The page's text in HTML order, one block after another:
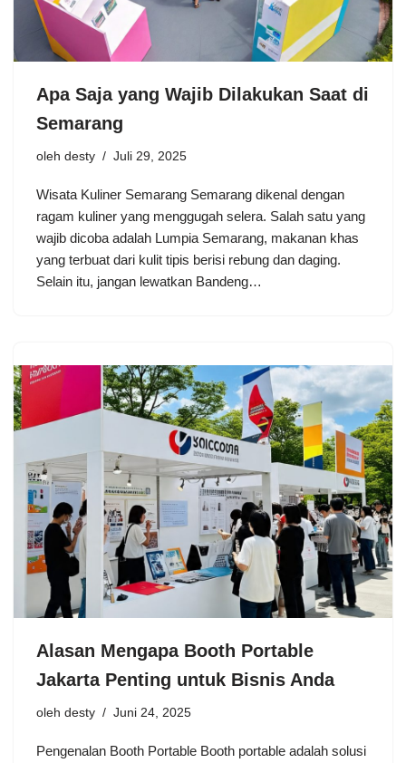
Apa Saja yang Wajib Dilakukan Saat di
Semarang
oleh desty Juli 29, 2025
Wisata Kuliner Semarang Semarang dikenal dengan
ragam kuliner yang menggugah selera. Salah satu yang
wajib dicoba adalah Lumpia Semarang, makanan khas
yang terbuat dari kulit tipis berisi rebung dan daging.
Selain itu, jangan lewatkan Bandeng…
Alasan Mengapa Booth Portable
Jakarta Penting untuk Bisnis Anda
oleh desty Juni 24, 2025
Pengenalan Booth Portable Booth portable adalah solusi